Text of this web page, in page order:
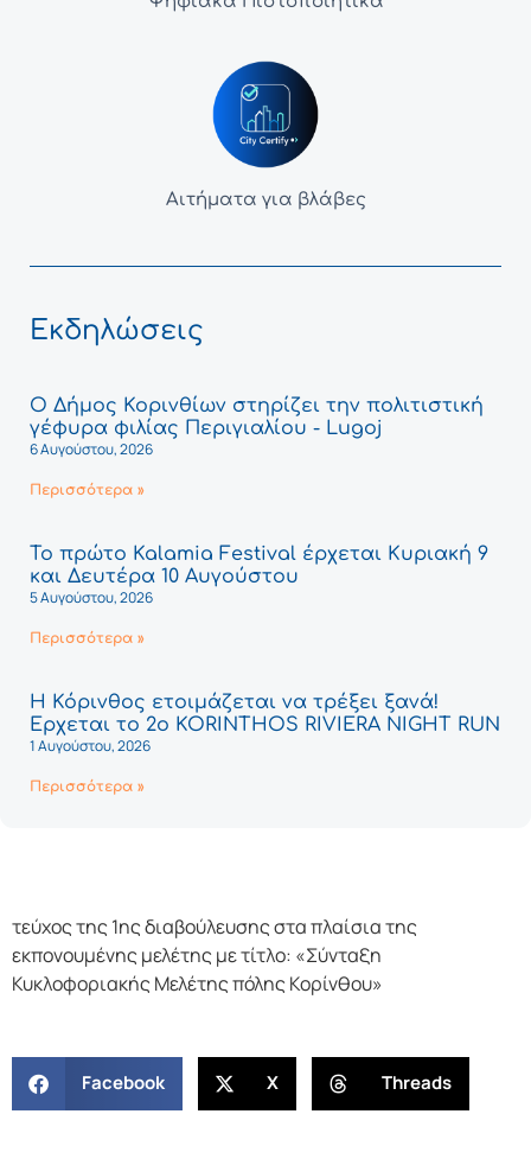
Αιτήματα για βλάβες
Εκδηλώσεις
Ο Δήμος Κορινθίων στηρίζει την πολιτιστική
γέφυρα φιλίας Περιγιαλίου - Lugoj
6 Αυγούστου, 2026
Περισσότερα »
Το πρώτο Kalamia Festival έρχεται Κυριακή 9
και Δευτέρα 10 Αυγούστου
5 Αυγούστου, 2026
Περισσότερα »
Η Κόρινθος ετοιμάζεται να τρέξει ξανά!
Έρχεται το 2ο KORINTHOS RIVIERA NIGHT RUN
1 Αυγούστου, 2026
Περισσότερα »
τεύχος της 1ης διαβούλευσης στα πλαίσια της
εκπονουμένης μελέτης με τίτλο: «Σύνταξη
Κυκλοφοριακής Μελέτης πόλης Κορίνθου»
Facebook X Threads